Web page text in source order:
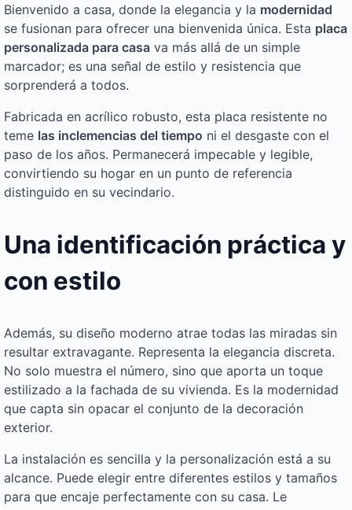
Bienvenido a casa, donde la elegancia y la modernidad
se fusionan para ofrecer una bienvenida única. Esta placa
personalizada para casa va más allá de un simple
marcador; es una señal de estilo y resistencia que
sorprenderá a todos.
Fabricada en acrílico robusto, esta placa resistente no
teme las inclemencias del tiempo ni el desgaste con el
paso de los años. Permanecerá impecable y legible,
convirtiendo su hogar en un punto de referencia
distinguido en su vecindario.
Una identificación práctica y
con estilo
Además, su diseño moderno atrae todas las miradas sin
resultar extravagante. Representa la elegancia discreta.
No solo muestra el número, sino que aporta un toque
estilizado a la fachada de su vivienda. Es la modernidad
que capta sin opacar el conjunto de la decoración
exterior.
La instalación es sencilla y la personalización está a su
alcance. Puede elegir entre diferentes estilos y tamaños
para que encaje perfectamente con su casa. Le